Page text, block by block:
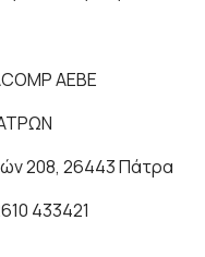
AEBE
208, 26443 Πάτρα
433421